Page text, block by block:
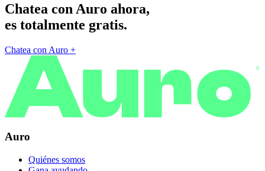
Chatea con Auro ahora,
es totalmente gratis.
Chatea con Auro +
®
Auro
Quiénes somos